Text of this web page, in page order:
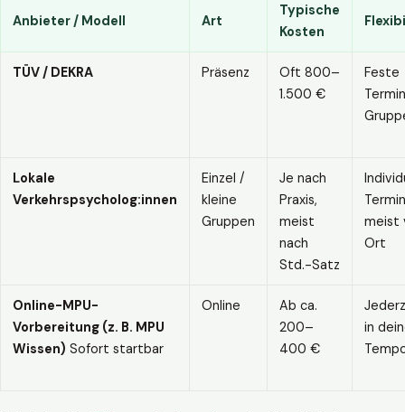
Anbieter / Modell Art
Typische
Kosten
TÜV / DEKRA Präsenz
Oft 800–
1.500 €
Feste
Lokale
Verkehrspsycholog:innen
Einzel /
kleine
Gruppen
Je nach
Praxis,
meist
nach
Std.-Satz
meist
Ort
Online-MPU-
Vorbereitung (z. B. MPU
Wissen) Sofort startbar
Online
Ab ca.
200–
400 €
in